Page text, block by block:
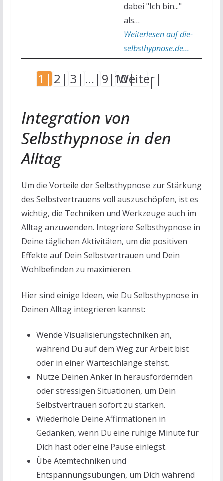
dabei "Ich bin..."
als…
Weiterlesen auf die-
selbsthypnose.de...
1 2 3 … 9 10
Weiter
Integration von
Selbsthypnose in den
Alltag
Um die Vorteile der Selbsthypnose zur Stärkung
des Selbstvertrauens voll auszuschöpfen, ist es
wichtig, die Techniken und Werkzeuge auch im
Alltag anzuwenden. Integriere Selbsthypnose in
Deine täglichen Aktivitäten, um die positiven
Effekte auf Dein Selbstvertrauen und Dein
Wohlbefinden zu maximieren.
Hier sind einige Ideen, wie Du Selbsthypnose in
Deinen Alltag integrieren kannst:
Wende Visualisierungstechniken an,
während Du auf dem Weg zur Arbeit bist
oder in einer Warteschlange stehst.
Nutze Deinen Anker in herausfordernden
oder stressigen Situationen, um Dein
Selbstvertrauen sofort zu stärken.
Wiederhole Deine Affirmationen in
Gedanken, wenn Du eine ruhige Minute für
Dich hast oder eine Pause einlegst.
Übe Atemtechniken und
Entspannungsübungen, um Dich während